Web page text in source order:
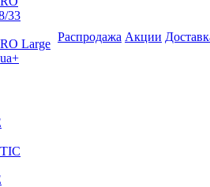
33
Large
Распродажа Акции